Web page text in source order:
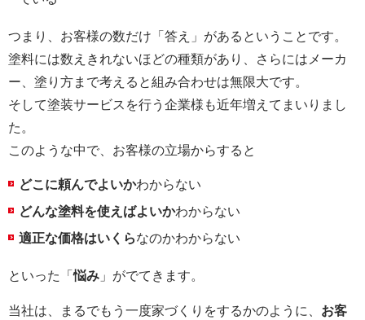
つまり、お客様の数だけ「答え」があるということです。
塗料には数えきれないほどの種類があり、さらにはメーカ
ー、塗り方まで考えると組み合わせは無限大です。
そして塗装サービスを行う企業様も近年増えてまいりまし
た。
このような中で、お客様の立場からすると
どこに頼んでよいかわからない
どんな塗料を使えばよいかわからない
適正な価格はいくらなのかわからない
といった「悩み 」がでてきます。
当社は、まるでもう一度家づくりをするかのように、 お客